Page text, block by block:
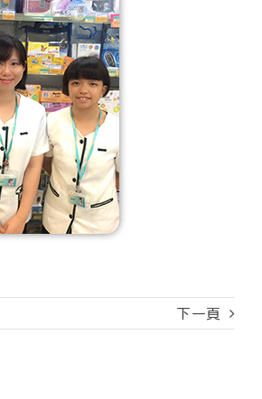
下一頁